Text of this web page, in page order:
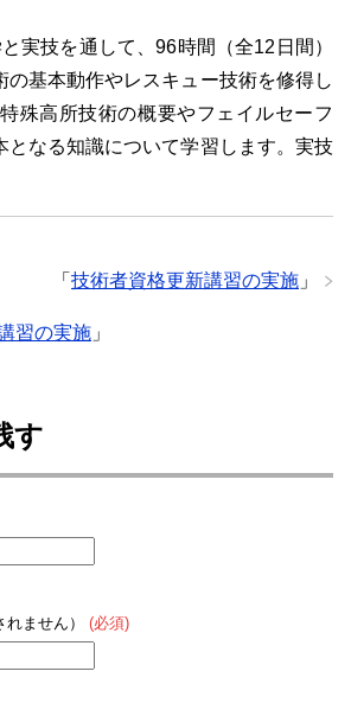
実技を通して、96時間（全12日間）
の基本動作やレスキュー技術を修得し
殊高所技術の概要やフェイルセーフ
となる知識について学習します。実技
「 技術者資格更新講習の実施 」
習の実施 」
す
れません） (必須)